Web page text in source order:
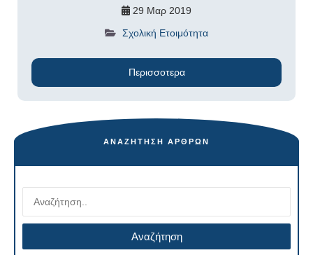
29 Μαρ 2019
Σχολική Ετοιμότητα
Περισσοτερα
ΑΝΑΖΉΤΗΣΗ ΆΡΘΡΩΝ